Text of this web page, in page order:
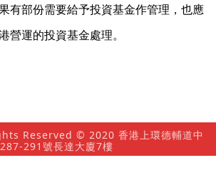
有部份需要給予投資基金作管理，也應
營運的投資基金處理。
Reserved © 2020 香港上環德輔道中
287-291號長達大廈7樓